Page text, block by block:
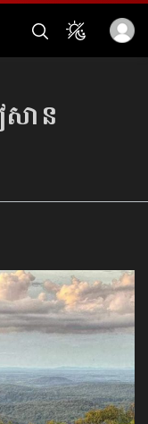
សាន